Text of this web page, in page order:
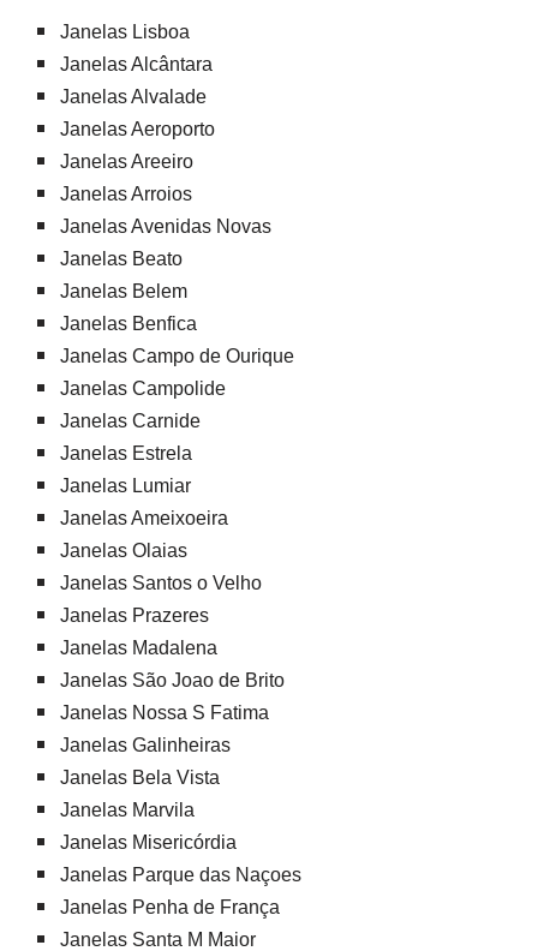
Janelas Lisboa
Janelas Alcântara
Janelas Alvalade
Janelas Aeroporto
Janelas Areeiro
Janelas Arroios
Janelas Avenidas Novas
Janelas Beato
Janelas Belem
Janelas Benfica
Janelas Campo de Ourique
Janelas Campolide
Janelas Carnide
Janelas Estrela
Janelas Lumiar
Janelas Ameixoeira
Janelas Olaias
Janelas Santos o Velho
Janelas Prazeres
Janelas Madalena
Janelas São Joao de Brito
Janelas Nossa S Fatima
Janelas Galinheiras
Janelas Bela Vista
Janelas Marvila
Janelas Misericórdia
Janelas Parque das Naçoes
Janelas Penha de França
Janelas Santa M Maior